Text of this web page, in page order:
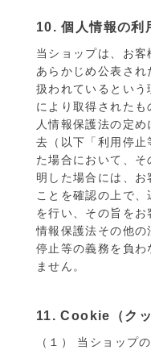
10. 個人情報の利
当ショップは、お客
あらかじめ公表され
扱われているとい
により取得された
人情報保護法の定
去（以下「利用停
た場合において、
明した場合には、
ことを確認の上で
を行い、その旨を
情報保護法その他の
停止等の義務を負わ
ません。
11. Cookie（ク
（１） 当ショップ